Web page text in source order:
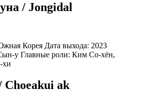
/ Jongidal
Корея Дата выхода: 2023
у Главные роли: Ким Со-хён,
Choeakui ak